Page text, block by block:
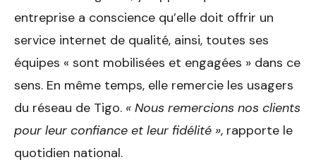
entreprise a conscience qu’elle doit offrir un
service internet de qualité, ainsi, toutes ses
équipes « sont mobilisées et engagées » dans ce
sens. En même temps, elle remercie les usagers
du réseau de Tigo. « Nous remercions nos clients
pour leur confiance et leur fidélité », rapporte le
quotidien national.